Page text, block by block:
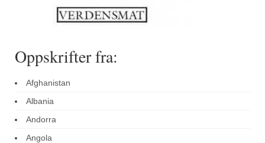
Nettbutikk
Oppskrifter fra:
Afghanistan
Albania
Andorra
Angola